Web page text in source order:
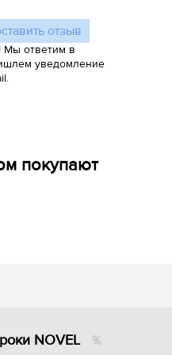
отзыв
Мы ответим в
уведомление
покупают
NOVEL